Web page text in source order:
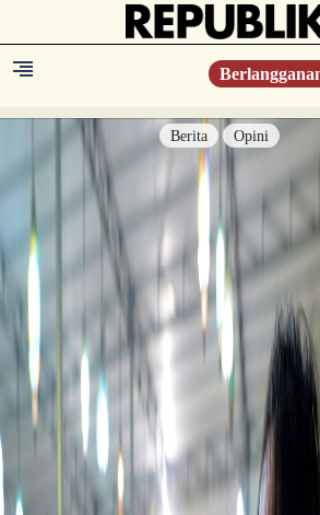
Berita Opini
Berita
Islam Digest
Hikmah
Opini
Konsultasi Syariah
Resonansi